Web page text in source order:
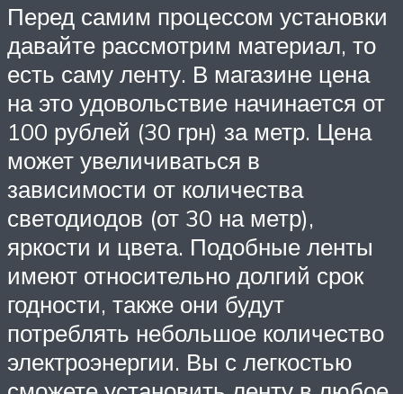
Перед самим процессом установки
давайте рассмотрим материал, то
есть саму ленту. В магазине цена
на это удовольствие начинается от
100 рублей (30 грн) за метр. Цена
может увеличиваться в
зависимости от количества
светодиодов (от 30 на метр),
яркости и цвета. Подобные ленты
имеют относительно долгий срок
годности, также они будут
потреблять небольшое количество
электроэнергии. Вы с легкостью